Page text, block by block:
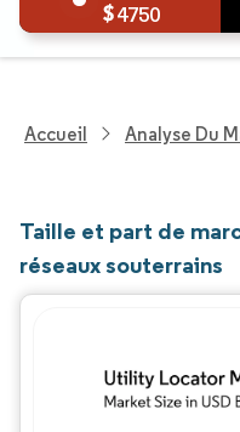
4750
Accueil Analyse Du
Taille et part de
réseaux souterrains